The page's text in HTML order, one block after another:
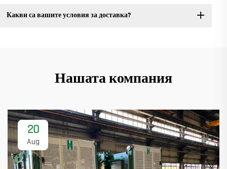
Какви са вашите условия за доставка?
Нашата компания
20
Aug